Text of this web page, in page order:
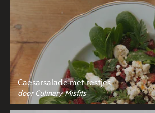
Caesarsalade met restjes
door Culinary Misfits